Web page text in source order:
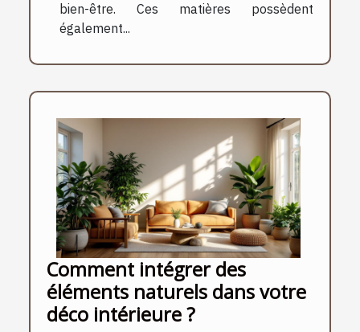
bien-être. Ces matières possèdent
également...
Comment intégrer des
éléments naturels dans votre
déco intérieure ?